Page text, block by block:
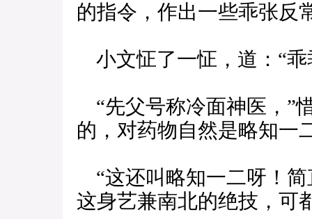
的指令，作出一些乖张反
小文怔了一怔，道：“
“先父号称冷面神医，”
的，对药物自然是略知一
“这还叫略知一二呀！简
这身艺兼南北的绝技，可